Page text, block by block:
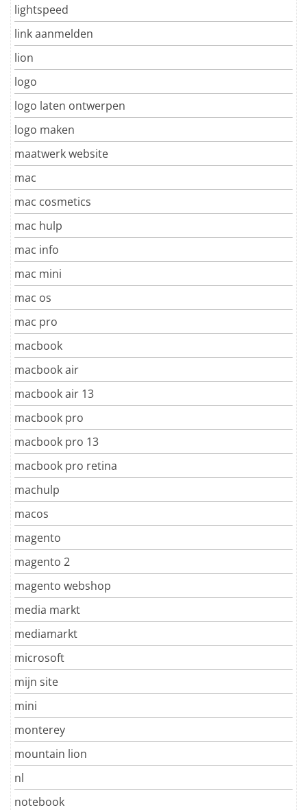
lightspeed
link aanmelden
lion
logo
logo laten ontwerpen
logo maken
maatwerk website
mac
mac cosmetics
mac hulp
mac info
mac mini
mac os
mac pro
macbook
macbook air
macbook air 13
macbook pro
macbook pro 13
macbook pro retina
machulp
macos
magento
magento 2
magento webshop
media markt
mediamarkt
microsoft
mijn site
mini
monterey
mountain lion
nl
notebook